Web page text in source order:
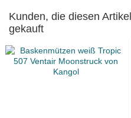
Kunden, die diesen
gekauft